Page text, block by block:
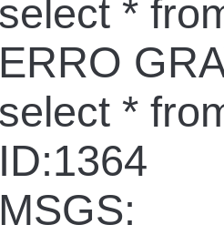
*
*